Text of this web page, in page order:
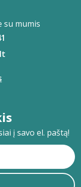
su mumis
į savo el. paštą!